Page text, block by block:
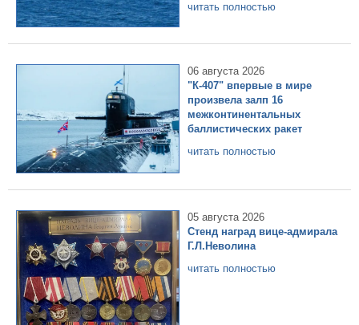
читать полностью
06 августа 2026
"К-407" впервые в мире
произвела залп 16
межконтинентальных
баллистических ракет
читать полностью
05 августа 2026
Стенд наград вице-адмирала
Г.Л.Неволина
читать полностью